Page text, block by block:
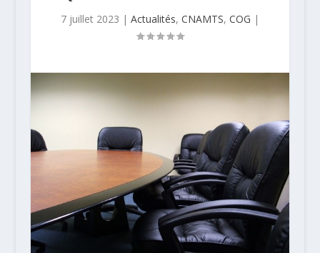
7 juillet 2023 | Actualités, CNAMTS, COG |